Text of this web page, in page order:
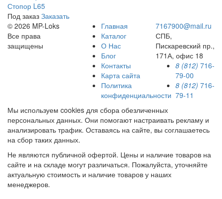
Стопор L65
Под заказ Заказать
© 2026 MP-Loks
Все права
защищены
Главная
Каталог
О Нас
Блог
Контакты
Карта сайта
Политика
конфиденциальности
7167900@mail.ru
СПБ,
Пискаревский пр.,
171А, офис 18
8 (812) 716-
79-00
8 (812) 716-
79-11
Мы используем cookies для сбора обезличенных
персональных данных. Они помогают настраивать рекламу и
анализировать трафик. Оставаясь на сайте, вы соглашаетесь
на сбор таких данных.
Не являются публичной офертой. Цены и наличие товаров на
сайте и на складе могут различаться. Пожалуйста, уточняйте
актуальную стоимость и наличие товаров у наших
менеджеров.